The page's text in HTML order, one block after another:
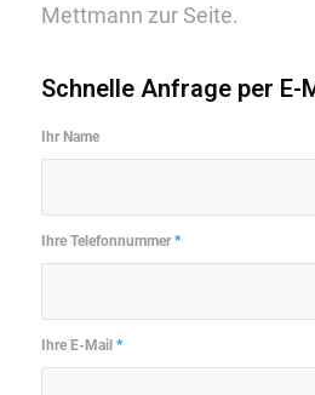
Mettmann zur Seite.
Schnelle Anfrage per E-
Ihr Name
Ihre Telefonnummer *
Ihre E-Mail *